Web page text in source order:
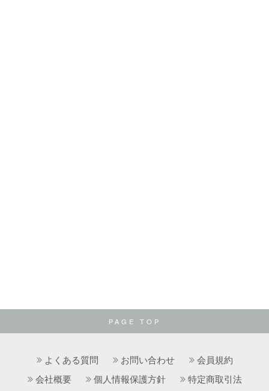
PAGE TOP
よくある質問 お問い合わせ
会員規約
会社概要
個人情報保護方針 特定商取引法